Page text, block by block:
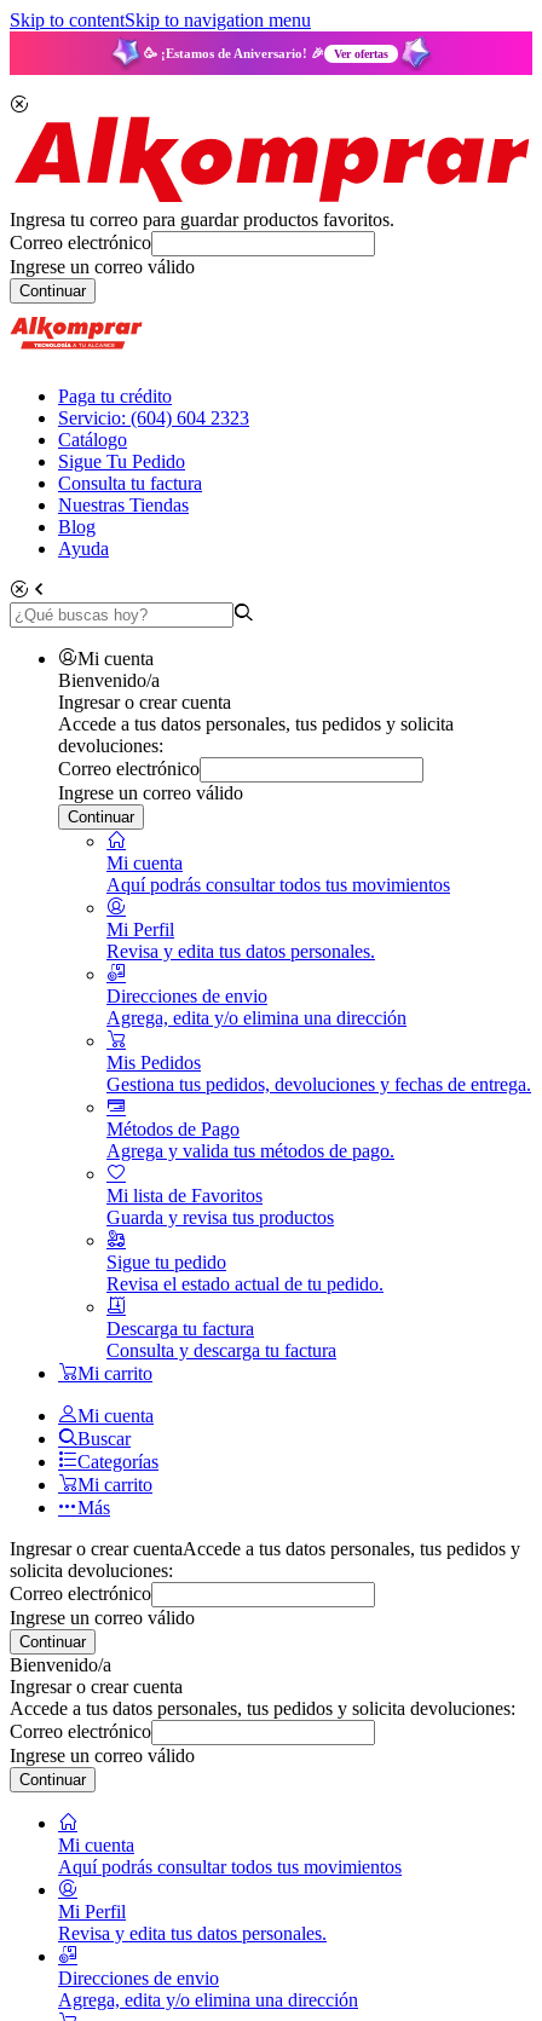
Skip to contentSkip to navigation menu
🥳 ¡Estamos de Aniversario! 🎉 Ver ofertas
Ingresa tu correo para guardar productos favoritos.
Correo electrónico
Ingrese un correo válido
Continuar
Paga tu crédito
Servicio: (604) 604 2323
Catálogo
Sigue Tu Pedido
Consulta tu factura
Nuestras Tiendas
Blog
Ayuda
Mi cuenta
Bienvenido/a
Ingresar o crear cuenta
Accede a tus datos personales, tus pedidos y solicita
devoluciones:
Correo electrónico
Ingrese un correo válido
Continuar
Mi cuenta
Aquí podrás consultar todos tus movimientos
Mi Perfil
Revisa y edita tus datos personales.
Direcciones de envio
Agrega, edita y/o elimina una dirección
Mis Pedidos
Gestiona tus pedidos, devoluciones y fechas de entrega.
Métodos de Pago
Agrega y valida tus métodos de pago.
Mi lista de Favoritos
Guarda y revisa tus productos
Sigue tu pedido
Revisa el estado actual de tu pedido.
Descarga tu factura
Consulta y descarga tu factura
Mi carrito
Mi cuenta
Buscar
Categorías
Mi carrito
Más
Ingresar o crear cuentaAccede a tus datos personales, tus pedidos y
solicita devoluciones:
Correo electrónico
Ingrese un correo válido
Continuar
Bienvenido/a
Ingresar o crear cuenta
Accede a tus datos personales, tus pedidos y solicita devoluciones:
Correo electrónico
Ingrese un correo válido
Continuar
Mi cuenta
Aquí podrás consultar todos tus movimientos
Mi Perfil
Revisa y edita tus datos personales.
Direcciones de envio
Agrega, edita y/o elimina una dirección